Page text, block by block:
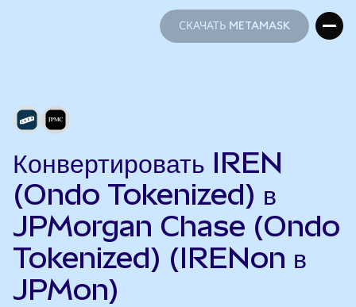
СКАЧАТЬ METAMASK
Конвертировать IREN
(Ondo Tokenized) в
JPMorgan Chase (Ondo
Tokenized) (IRENon в
JPMon)